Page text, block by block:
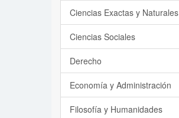
Ciencias Exactas y Naturales
Ciencias Sociales
Derecho
Economía y Administración
Filosofía y Humanidades